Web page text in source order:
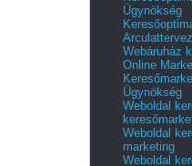
Ügynökség
Webáruház
Online
Ügynökség
Weboldal
Weboldal
marketing
Weboldal